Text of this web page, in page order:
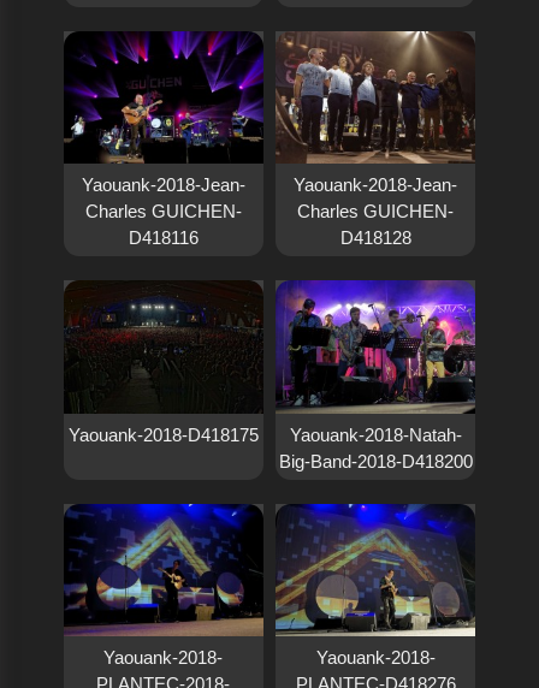
Yaouank-2018-Jean-
Charles GUICHEN-
D418116
Yaouank-2018-Jean-
Charles GUICHEN-
D418128
Yaouank-2018-D418175
Yaouank-2018-Natah-
Big-Band-2018-D418200
Yaouank-2018-
Yaouank-2018-